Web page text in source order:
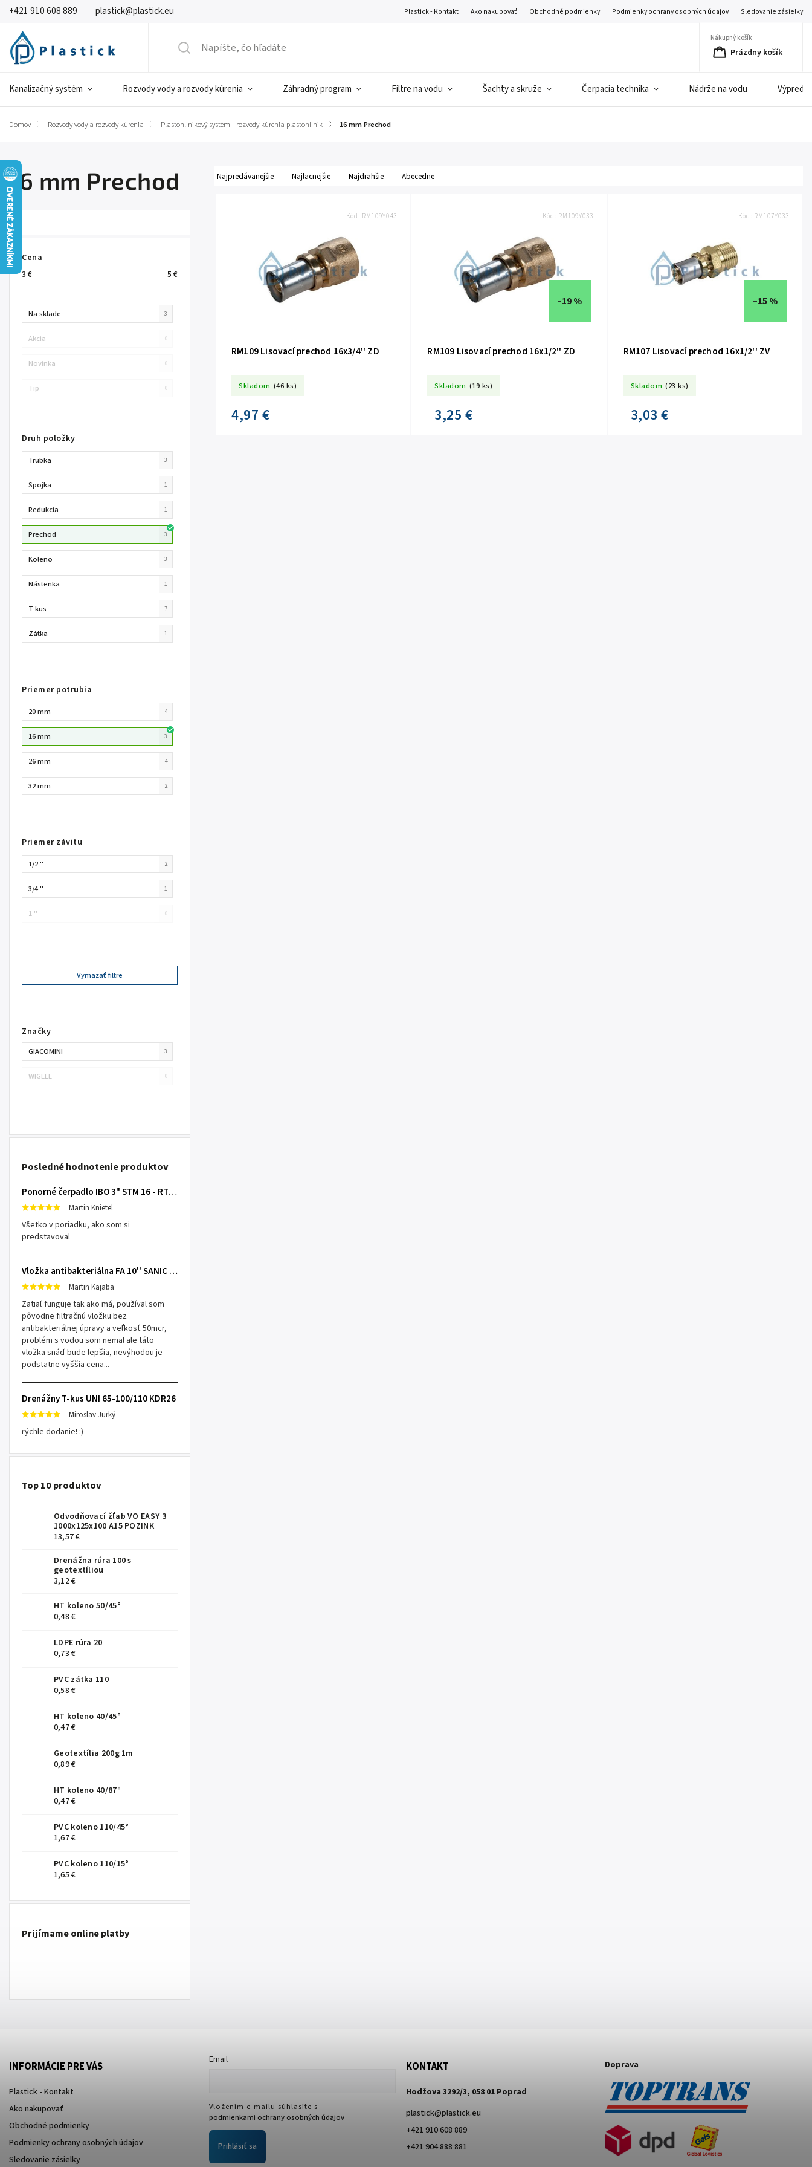
+421 910 608 889 plastick@plastick.eu Plastick - Kontakt Ako nakupovať Obchodné podmienky Podmienky ochrany osobných údajov Sledovanie zásielky
Nákupný košík
Prázdny košík
Kanalizačný systém Rozvody vody a rozvody kúrenia Záhradný program Filtre na vodu Šachty a skruže Čerpacia technika Nádrže na vodu
Domov / Rozvody vody a rozvody kúrenia / Plastohliníkový systém - rozvody kúrenia plastohliník / 16 mm Prechod
16 mm Prechod
Cena
3€ 5€
Na sklade 3
Akcia 0
Novinka 0
Tip 0
Značky
GIACOMINI 3
WIGELL 0
Druh položky
Trubka 3
Spojka 1
Redukcia 1
Prechod 3
Koleno 3
Nástenka 1
T-kus 7
Zátka 1
Priemer potrubia
20 mm 4
16 mm 3
26 mm 4
32 mm 2
Priemer závitu
1/2 '' 2
3/4 '' 1
1 '' 0
Vymazať filtre
Posledné hodnotenie produktov
Ponorné čerpadlo IBO 3" STM 16 - RTS s 20m káblom
Martin Knietel
Všetko v poriadku, ako som si
predstavoval
Vložka antibakteriálna FA 10'' SANIC SX 25mcr
Martin Kajaba
Zatiaľ funguje tak ako má, používal som
pôvodne filtračnú vložku bez
antibakteriálnej úpravy a veľkosť 50mcr,
problém s vodou som nemal ale táto
vložka snáď bude lepšia, nevýhodou je
podstatne vyššia cena...
Drenážny T-kus UNI 65-100/110 KDR26
Miroslav Jurký
rýchle dodanie! :)
Top 10 produktov
Odvodňovací žľab VO EASY 3
1000x125x100 A15 POZINK
13,57 €
Drenážna rúra 100 s
geotextíliou
3,12 €
HT koleno 50/45°
0,48 €
LDPE rúra 20
0,73 €
PVC zátka 110
0,58 €
HT koleno 40/45°
0,47 €
Geotextília 200g 1m
0,89 €
HT koleno 40/87°
0,47 €
PVC koleno 110/45°
1,67 €
PVC koleno 110/15°
1,65 €
Prijímame online platby
Najpredávanejšie Najlacnejšie Najdrahšie Abecedne
RM109 Lisovací prechod 16x3/4'' ZD
Skladom (46 ks)
4,97 €
Kód: RM109Y043
–19 %
RM109 Lisovací prechod 16x1/2'' ZD
Skladom (19 ks)
3,25 €
Kód: RM109Y033
–15 %
RM107 Lisovací prechod 16x1/2'' ZV
Skladom (23 ks)
3,03 €
Kód: RM107Y033
INFORMÁCIE PRE VÁS
Plastick - Kontakt
Ako nakupovať
Obchodné podmienky
Podmienky ochrany osobných údajov
Sledovanie zásielky
Email
Vložením e-mailu súhlasíte s
podmienkami ochrany osobných údajov
Prihlásiť sa
KONTAKT
Hodžova 3292/3, 058 01 Poprad
plastick@plastick.eu
+421 910 608 889
+421 904 888 881
Doprava